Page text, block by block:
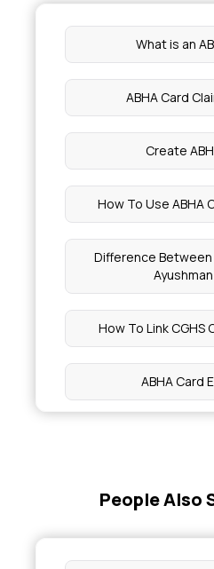
What is an
ABHA Card
Create
How To Use ABHA
Difference Between
How To Link CGHS
ABHA Card
People Also